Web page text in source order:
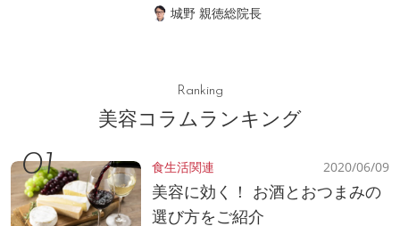
城野 親徳総院長
Ranking
美容コラムランキング
食生活関連 2020/06/09
美容に効く！ お酒とおつまみの
選び方をご紹介